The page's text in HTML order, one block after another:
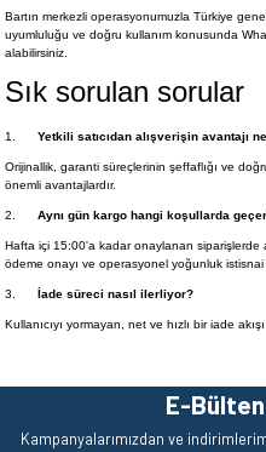
Bartın merkezli operasyonumuzla Türkiye
uyumluluğu ve doğru kullanım konusunda
alabilirsiniz.
Sık sorulan sorular
1. Yetkili satıcıdan alışverişin avantajı
Orijinallik, garanti süreçlerinin şeffaflığı ve
önemli avantajlardır.
2. Aynı gün kargo hangi koşullarda
Hafta içi 15:00'a kadar onaylanan siparişlerde
ödeme onayı ve operasyonel yoğunluk istisnai
3. İade süreci nasıl ilerliyor?
Kullanıcıyı yormayan, net ve hızlı bir iade
E-
Kampanyalarımızdan ve